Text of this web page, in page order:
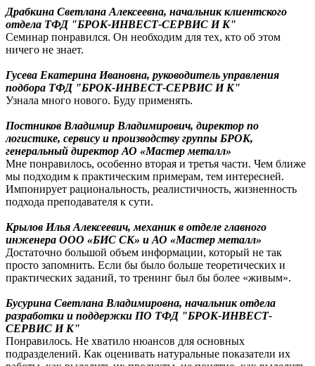
Драбкина Светлана Алексеевна, начальник клиентского
отдела ТФД "БРОК-ИНВЕСТ-СЕРВИС И К"
Семинар понравился. Он необходим для тех, кто об этом
ничего не знает.
Гусева Екатерина Ивановна, руководитель управления
подбора ТФД "БРОК-ИНВЕСТ-СЕРВИС И К"
Узнала много нового. Буду применять.
Постников Владимир Владимирович, директор по
логистике, сервису и производству группы БРОК,
генеральный директор АО «Мастер металл»
Мне понравилось, особенно вторая и третья части. Чем ближе
мы подходим к практическим примерам, тем интересней.
Импонирует рациональность, реалистичность, жизненность
подхода преподавателя к сути.
Крылов Илья Алексеевич, механик в отделе главного
инженера ООО «БИС СК» и АО «Мастер металл»
Достаточно большой объем информации, который не так
просто запомнить. Если бы было больше теоретических и
практических заданий, то тренинг был бы более «живым».
Бусурина Светлана Владимировна, начальник отдела
разработки и поддержки ПО ТФД "БРОК-ИНВЕСТ-
СЕРВИС И К"
Понравилось. Не хватило нюансов для основных
подразделений. Как оценивать натуральные показатели их